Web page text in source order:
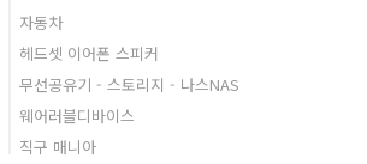
자동차
헤드셋 이어폰 스피커
무선공유기 - 스토리지 - 나스NAS
웨어러블디바이스
직구 매니아